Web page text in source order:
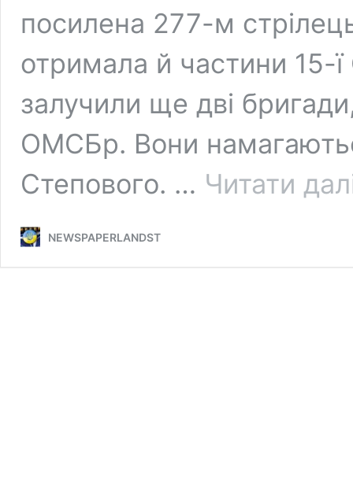
посилена 277-м
отримала й частини 15-
залучили ще дві
ОМСБр. Вони
Степового. … Читати
NEWSPAPERLANDST